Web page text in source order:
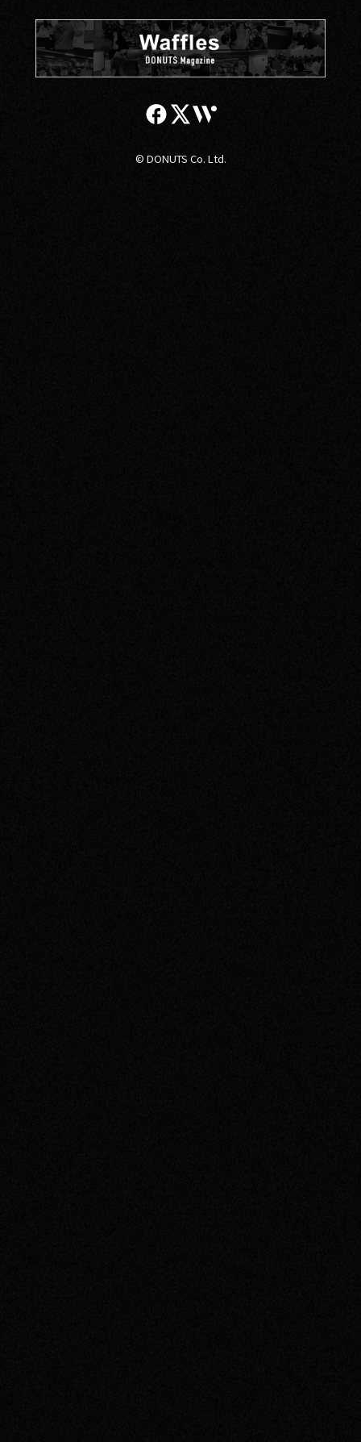
© DONUTS Co. Ltd.